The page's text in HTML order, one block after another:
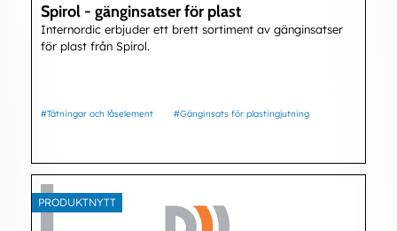
Spirol - gänginsatser för plast
Internordic erbjuder ett brett sortiment av gänginsatser
för plast från Spirol.
#Tätningar och låselement #Gänginsats för plastingjutning
PRODUKTNYTT